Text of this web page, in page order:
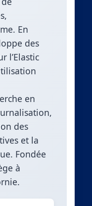
En
des
l’Elastic
en
des
et la
Fondée
à